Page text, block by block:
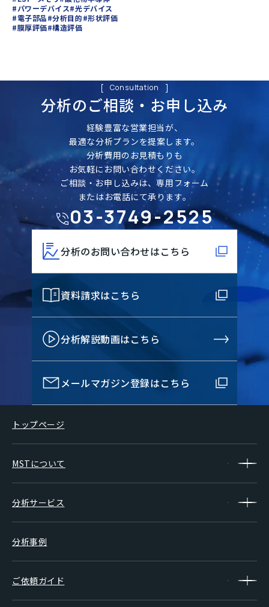
#パワーデバイス#光デバイス
#電子部品#分析目的#形状評価
#膜厚評価#構造評価
Consultation
分析のご相談・ お申し込み
経験豊富な営業担当が、
最適な分析プランを提案します。
分析費用のお見積もりも
お気軽にお問い合わせください。
ご相談・お申し込みは、専用フォーム
またはお電話にて承ります。
03-3749-2525
分析のお問い合わせはこちら
資料請求はこちら
分析解説動画はこちら
メールマガジン登録はこちら
トップページ
MSTについて
分析サービス
分析事例
ご依頼ガイド